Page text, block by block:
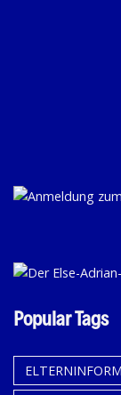
Popular Tags